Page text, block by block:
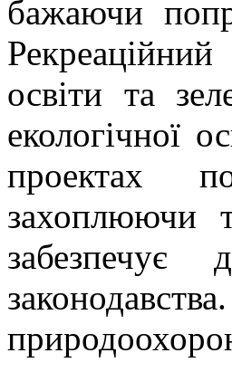
бажаючи
Рекреаційний
освіти та
екологічної
проектах
захоплюючи
забезпечує